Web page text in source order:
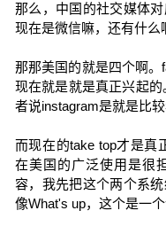
那么，中国的社交媒体
现在是微信嘛，还有什么
那那美国的就是四个啊。
现在就是就是真正兴起
者说instagram是就是比较
而现在的take top才是真
在美国的广泛使用是很
容，我先把这个两个系
像What's up，这个是一个